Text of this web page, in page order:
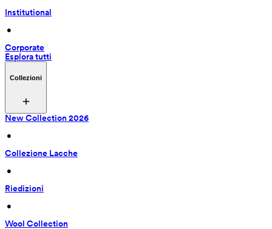
Institutional
•
Corporate
Esplora tutti
Collezioni
New Collection 2026
•
Collezione Lacche
•
Riedizioni
•
Wool Collection